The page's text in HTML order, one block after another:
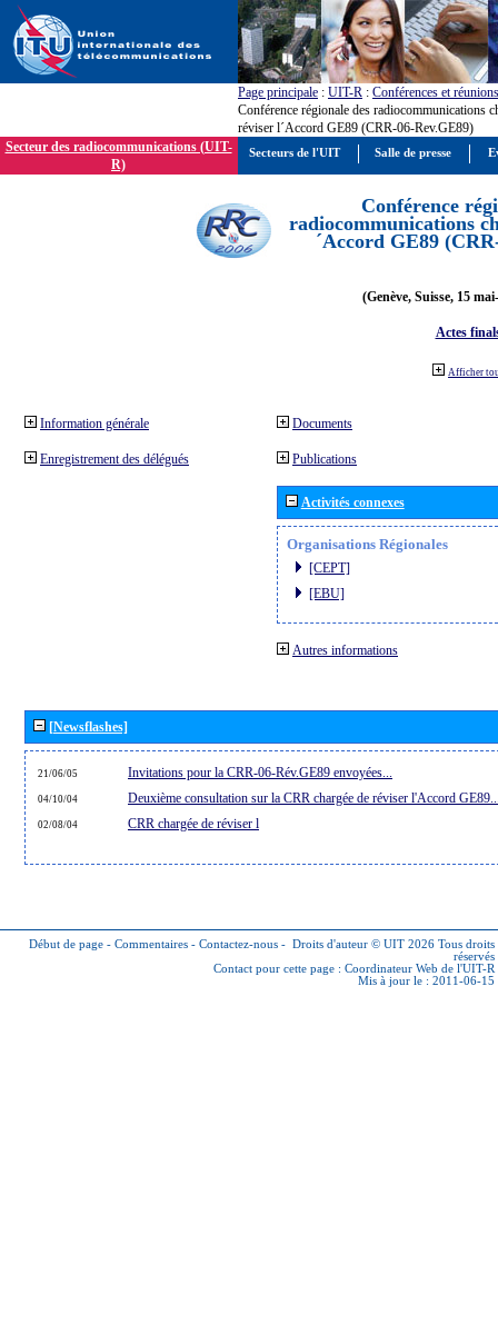
Page principale : UIT-R : Conférences et réunions
Conférence régionale des radiocommunications
réviser l´Accord GE89 (CRR-06-Rev.GE89)
Secteur des radiocommunications (UIT-
R)
Conférence
radiocommunications
´Accord GE89
(Genève, Suisse, 15
Actes
Afficher
Information générale
Enregistrement des délégués
Documents
Publications
Activités connexes
Organisations Régionales
[CEPT]
[EBU]
Autres informations
[Newsflashes]
21/06/05 Invitations pour la CRR-06-Rév.GE89 envoyées...
04/10/04 Deuxième consultation sur la CRR chargée de réviser l'Accord
02/08/04 CRR chargée de réviser l
Début de page - Commentaires - Contactez-nous - Droits d'auteur © UIT 2026 Tous droits
réservés
Contact pour cette page : Coordinateur Web de l'UIT-R
Mis à jour le : 2011-06-15
Secteurs de l'UIT Salle de presse